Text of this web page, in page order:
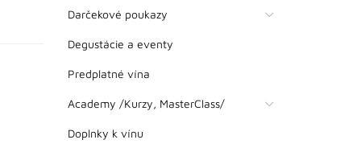
Darčekové poukazy
Degustácie a eventy
Predplatné vína
Academy /Kurzy, MasterClass/
Doplnky k vínu